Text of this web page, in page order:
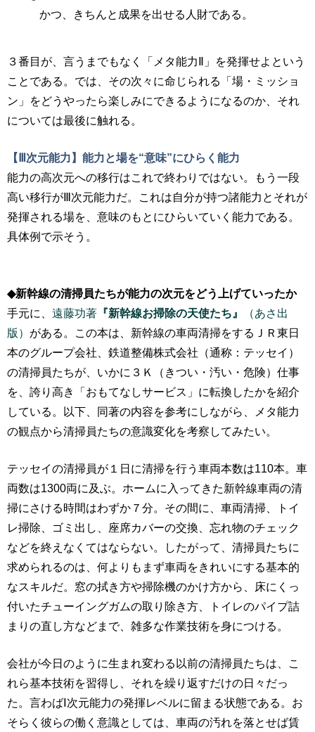
かつ、きちんと成果を出せる人財である。
３番目が、言うまでもなく「メタ能力Ⅱ」を発揮せよという
ことである。では、その次々に命じられる「場・ミッショ
ン」をどうやったら楽しみにできるようになるのか、それ
については最後に触れる。
【Ⅲ次元能力】能力と場を“意味”にひらく能力
能力の高次元への移行はこれで終わりではない。もう一段
高い移行がⅢ次元能力だ。これは自分が持つ諸能力とそれが
発揮される場を、意味のもとにひらいていく能力である。
具体例で示そう。
◆新幹線の清掃員たちが能力の次元をどう上げていったか
手元に、 遠藤功著 『新幹線お掃除の天使たち』
（あさ出
版） がある。この本は、新幹線の車両清掃をするＪＲ東日
本のグループ会社、鉄道整備株式会社（通称：テッセイ）
の清掃員たちが、いかに３Ｋ（きつい・汚い・危険）仕事
を、誇り高き「おもてなしサービス」に転換したかを紹介
している。以下、同著の内容を参考にしながら、メタ能力
の観点から清掃員たちの意識変化を考察してみたい。
テッセイの清掃員が１日に清掃を行う車両本数は110本。車
両数は1300両に及ぶ。ホームに入ってきた新幹線車両の清
掃にさける時間はわずか７分。その間に、車両清掃、トイ
レ掃除、ゴミ出し、座席カバーの交換、忘れ物のチェック
などを終えなくてはならない。したがって、清掃員たちに
求められるのは、何よりもまず車両をきれいにする基本的
なスキルだ。窓の拭き方や掃除機のかけ方から、床にくっ
付いたチューイングガムの取り除き方、トイレのパイプ詰
まりの直し方などまで、雑多な作業技術を身につける。
会社が今日のように生まれ変わる以前の清掃員たちは、こ
れら基本技術を習得し、それを繰り返すだけの日々だっ
た。言わばⅠ次元能力の発揮レベルに留まる状態である。お
そらく彼らの働く意識としては、車両の汚れを落とせば賃